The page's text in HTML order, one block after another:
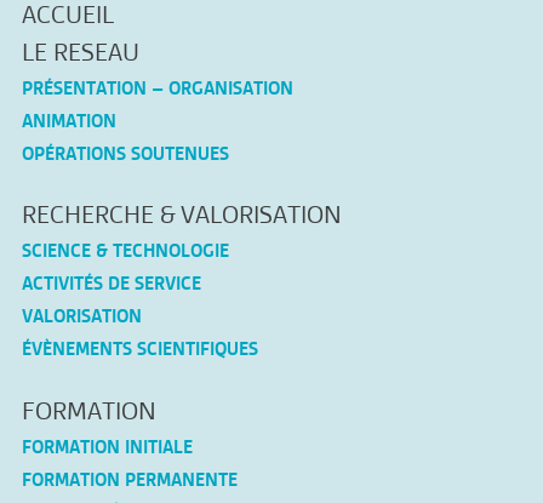
ACCUEIL
LE RESEAU
PRÉSENTATION – ORGANISATION
ANIMATION
OPÉRATIONS SOUTENUES
RECHERCHE & VALORISATION
SCIENCE & TECHNOLOGIE
ACTIVITÉS DE SERVICE
VALORISATION
ÉVÈNEMENTS SCIENTIFIQUES
FORMATION
FORMATION INITIALE
FORMATION PERMANENTE